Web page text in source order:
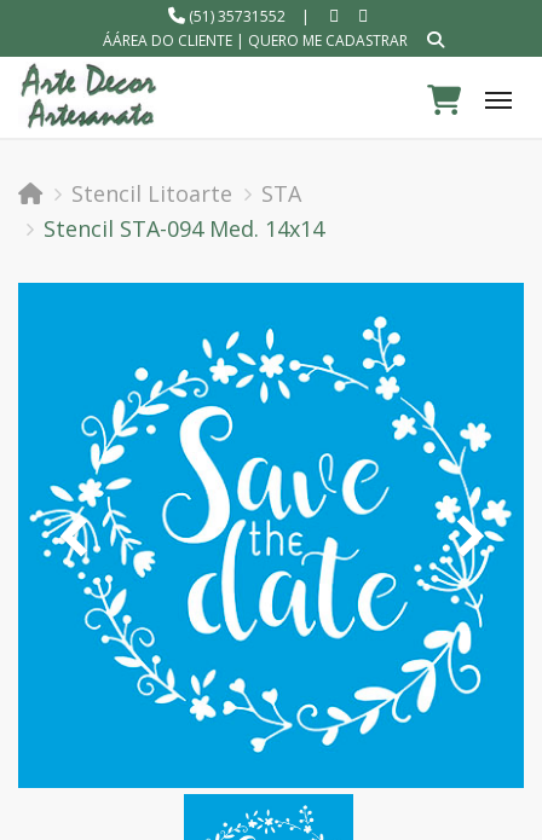
(51) 35731552
|
ÁÁREA DO CLIENTE| QUERO ME CADASTRAR
Stencil Litoarte
STA
Stencil STA-094 Med. 14x14